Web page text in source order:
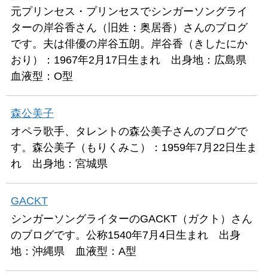
元プリンセス・プリンセスでシンガーソングライ
ターの岸谷香さん（旧姓：奥居香）さんのブログ
です。夫は俳優の岸谷五朗。岸谷香（きしたにか
おり）：1967年2月17日生まれ 出身地：広島県
血液型：O型
森公美子
オペラ歌手、タレントの森公美子さんのブログで
す。森公美子（もりくみこ）：1959年7月22日生ま
れ 出身地：宮城県
GACKT
シンガーソングライターのGACKT（ガクト）さん
のブログです。公称1540年7月4日生まれ 出身
地：沖縄県 血液型：A型